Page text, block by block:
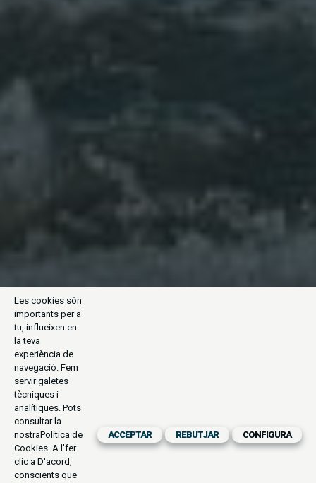
Les cookies són
importants per a
tu, influeixen en
la teva
experiència de
navegació. Fem
servir galetes
tècniques i
analítiques. Pots
consultar la
nostraPolítica de
Cookies. A l'fer
clic a D'acord,
conscients que
ACCEPTAR REBUTJAR CONFIGURA